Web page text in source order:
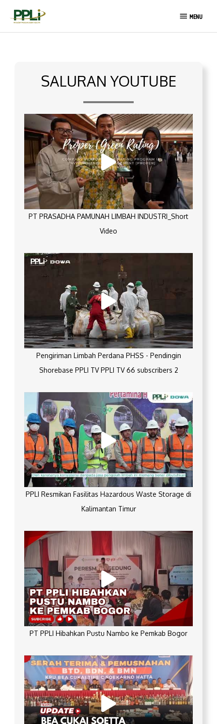
MENU
MENU
SALURAN YOUTUBE
PT PRASADHA PAMUNAH LIMBAH INDUSTRI_Short
Video
Pengiriman Limbah Perdana PHSS - Pendingin
Shorebase PPLI TV PPLI TV 66 subscribers 2
PPLI Resmikan Fasilitas Hazardous Waste Storage di
Kalimantan Timur
PT PPLI Hibahkan Pustu Nambo ke Pemkab Bogor